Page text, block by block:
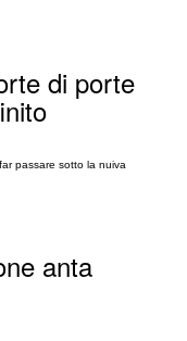
di porte
passare sotto la nuiva
anta